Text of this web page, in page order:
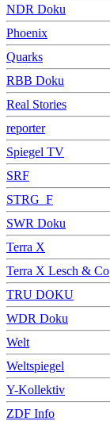
NDR Doku
Phoenix
Quarks
RBB Doku
Real Stories
reporter
Spiegel TV
SRF
STRG_F
SWR Doku
Terra X
Terra X Lesch & Co
TRU DOKU
WDR Doku
Welt
Weltspiegel
Y-Kollektiv
ZDF Info